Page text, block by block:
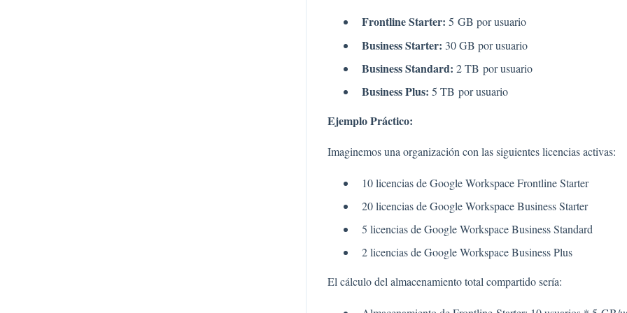
Frontline Starter: 5 GB por usuario
Business Starter: 30 GB por usuario
Business Standard: 2 TB por usuario
Business Plus: 5 TB por usuario
Ejemplo Práctico:
Imaginemos una organización con las siguientes licencias activas:
10 licencias de Google Workspace Frontline Starter
20 licencias de Google Workspace Business Starter
5 licencias de Google Workspace Business Standard
2 licencias de Google Workspace Business Plus
El cálculo del almacenamiento total compartido sería: